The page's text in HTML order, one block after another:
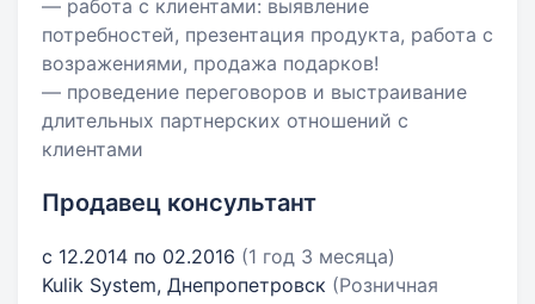
— работа с клиентами: выявление
потребностей, презентация продукта, работа с
возражениями, продажа подарков!
— проведение переговоров и выстраивание
длительных партнерских отношений с
клиентами
Продавец консультант
с 12.2014 по 02.2016 (1 год 3 месяца)
Kulik System, Днепропетровск (Розничная